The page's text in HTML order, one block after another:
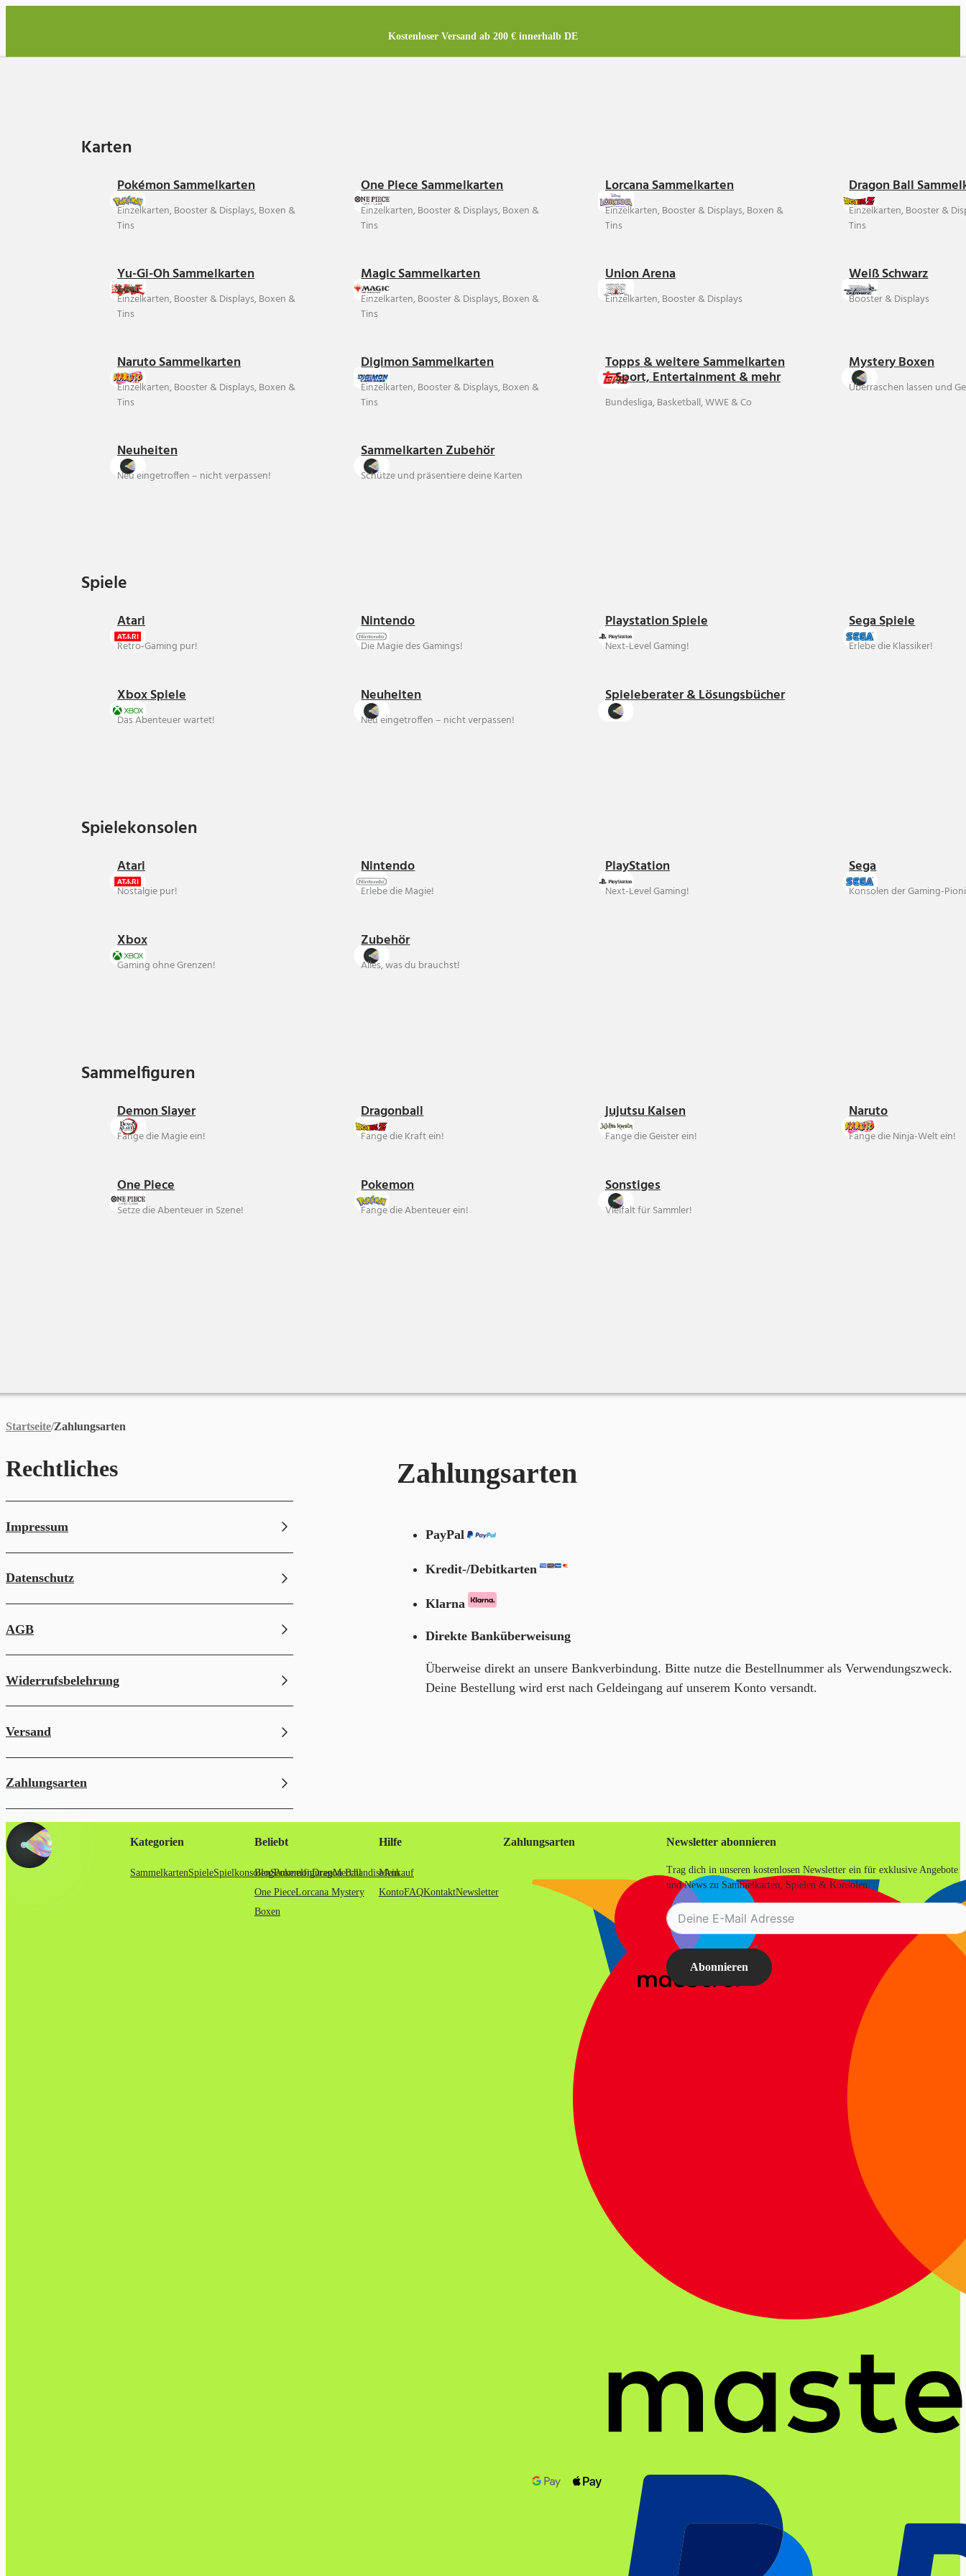
Kostenloser Versand ab 200 € innerhalb DE
Karten
Pokémon Sammelkarten
Einzelkarten, Booster & Displays, Boxen &
Tins
One Piece Sammelkarten
Einzelkarten, Booster & Displays, Boxen &
Tins
Lorcana Sammelkarten
Einzelkarten, Booster & Displays, Boxen &
Tins
Dragon Ball
Einzelkarten, Booster &
Tins
Yu-Gi-Oh Sammelkarten
Einzelkarten, Booster & Displays, Boxen &
Tins
Magic Sammelkarten
Einzelkarten, Booster & Displays, Boxen &
Tins
Union Arena
Einzelkarten, Booster & Displays
Weiß Schwarz
Booster & Displays
Naruto Sammelkarten
Einzelkarten, Booster & Displays, Boxen &
Tins
Digimon Sammelkarten
Einzelkarten, Booster & Displays, Boxen &
Tins
Topps & weitere Sammelkarten
– Sport, Entertainment & mehr
Bundesliga, Basketball, WWE & Co
Mystery Boxen
Überraschen lassen und
Neuheiten
Neu eingetroffen – nicht verpassen!
Sammelkarten Zubehör
Schütze und präsentiere deine Karten
Spiele
Atari
Retro-Gaming pur!
Nintendo
Die Magie des Gamings!
Playstation Spiele
Next-Level Gaming!
Sega Spiele
Erlebe die Klassiker!
Xbox Spiele
Das Abenteuer wartet!
Neuheiten
Neu eingetroffen – nicht verpassen!
Spieleberater & Lösungsbücher
Spielekonsolen
Atari
Nostalgie pur!
Nintendo
Erlebe die Magie!
PlayStation
Next-Level Gaming!
Sega
Konsolen der Gaming-
Xbox
Gaming ohne Grenzen!
Zubehör
Alles, was du brauchst!
Sammelfiguren
Demon Slayer
Fange die Magie ein!
Dragonball
Fange die Kraft ein!
jujutsu Kaisen
Fange die Geister ein!
Naruto
Fange die Ninja-Welt ein!
One Piece
Setze die Abenteuer in Szene!
Pokemon
Fange die Abenteuer ein!
Sonstiges
Vielfalt für Sammler!
Startseite/Zahlungsarten
Zahlungsarten
PayPal
Kredit-/Debitkarten
Klarna
Direkte Banküberweisung
Überweise direkt an unsere Bankverbindung. Bitte nutze die Bestellnummer als Verwendungszweck.
Deine Bestellung wird erst nach Geldeingang auf unserem Konto versandt.
Rechtliches
Impressum
Datenschutz
AGB
Widerrufsbelehrung
Versand
Zahlungsarten
Kategorien
SammelkartenSpieleSpielkonsolenSammelfigurenMerchandiseAnkauf
Beliebt
BlogPokemonDragon Ball
One PieceLorcana Mystery
Boxen
Hilfe
Mein
KontoFAQKontaktNewsletter
Zahlungsarten Newsletter abonnieren
Trag dich in unseren kostenlosen Newsletter ein für exklusive Angebote
und News zu Sammelkarten, Spielen & Konsolen.
Abonnieren